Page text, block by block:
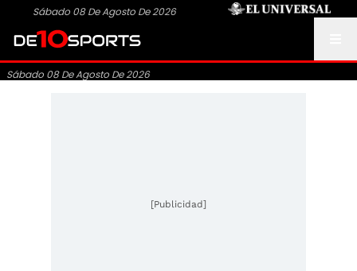
Sábado 08 De Agosto De 2026
Sábado 08 De Agosto De 2026
[Publicidad]